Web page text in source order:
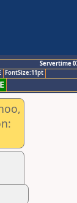
Servertime
FontSize:11pt